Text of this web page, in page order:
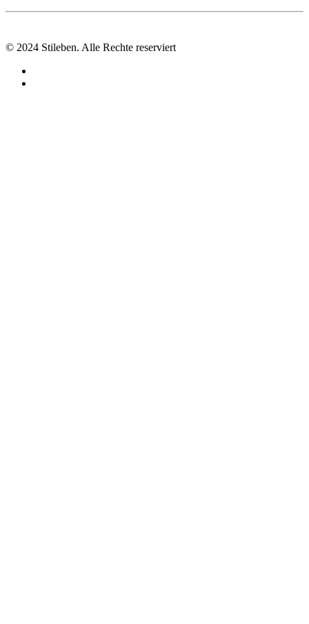
© 2024 Stileben. Alle Rechte reserviert